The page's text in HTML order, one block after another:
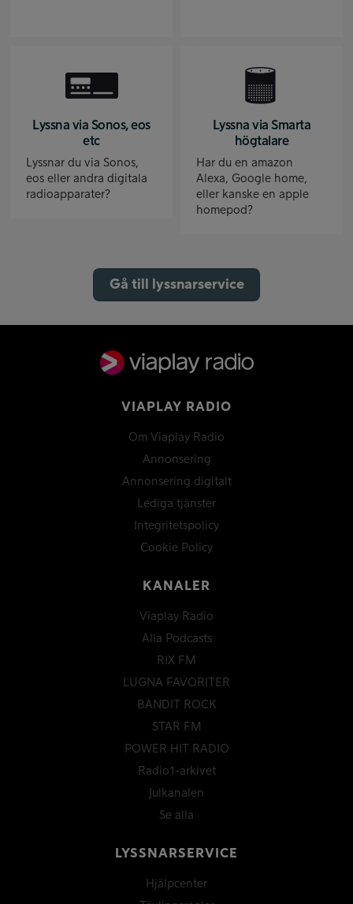
Lyssna via Sonos, eos
etc
Lyssnar du via Sonos,
eos eller andra digitala
radioapparater?
Lyssna via Smarta
högtalare
Har du en amazon
Alexa, Google home,
eller kanske en apple
homepod?
Gå till lyssnarservice
VIAPLAY RADIO
Om Viaplay Radio
Annonsering
Annonsering digitalt
Lediga tjänster
Integritetspolicy
Cookie Policy
KANALER
Viaplay Radio
Alla Podcasts
RIX FM
LUGNA FAVORITER
BANDIT ROCK
STAR FM
POWER HIT RADIO
Radio1-arkivet
Julkanalen
Se alla
LYSSNARSERVICE
Hjälpcenter